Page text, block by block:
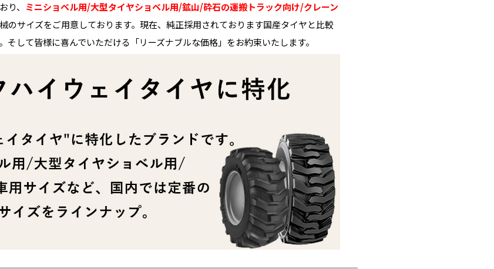
り、 ミニショベル用/大型タイヤショベル用/鉱山/砕石の運搬トラック向け/クレーン
のサイズをご用意しております。現在、純正採用されております国産タイヤと比較
そして皆様に喜んでいただける「リーズナブルな価格」をお約束いたします。